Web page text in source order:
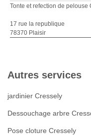
Tonte et refection de pelouse
17 rue la republique
78370 Plaisir
Autres services
jardinier Cressely
Dessouchage arbre
Pose cloture Cressely